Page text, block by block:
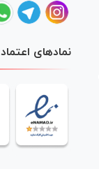
نمادهای اعتماد